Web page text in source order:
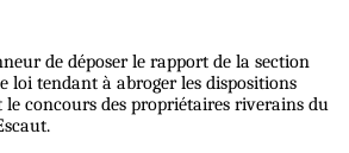
de déposer le rapport de la section
loi tendant à abroger les dispositions
concours des propriétaires riverains du